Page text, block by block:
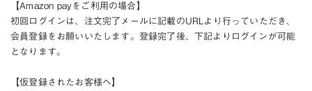
【Amazon payをご利用の場合】
初回ログインは、注文完了メールに記載のURLより行っていただき、
会員登録をお願いいたします。登録完了後、下記よりログインが可能
となります。
【仮登録されたお客様へ】